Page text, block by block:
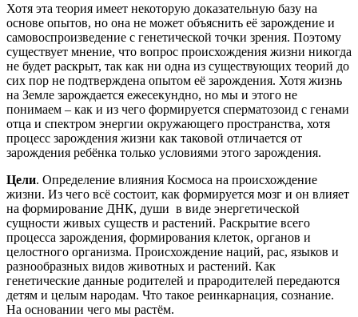
Хотя эта теория имеет некоторую доказательную базу на
основе опытов, но она не может объяснить её зарождение и
самовоспроизведение с генетической точки зрения. Поэтому
существует мнение, что вопрос происхождения жизни никогда
не будет раскрыт, так как ни одна из существующих теорий до
сих пор не подтверждена опытом её зарождения. Хотя жизнь
на Земле зарождается ежесекундно, но мы и этого не
понимаем – как и из чего формируется сперматозоид с генами
отца и спектром энергии окружающего пространства, хотя
процесс зарождения жизни как таковой отличается от
зарождения ребёнка только условиями этого зарождения.
Цели. Определение влияния Космоса на происхождение
жизни. Из чего всё состоит, как формируется мозг и он влияет
на формирование ДНК, души в виде энергетической
сущности живых существ и растений. Раскрытие всего
процесса зарождения, формирования клеток, органов и
целостного организма. Происхождение наций, рас, языков и
разнообразных видов животных и растений. Как
генетические данные родителей и прародителей передаются
детям и целым народам. Что такое реинкарнация, сознание.
На основании чего мы растём.